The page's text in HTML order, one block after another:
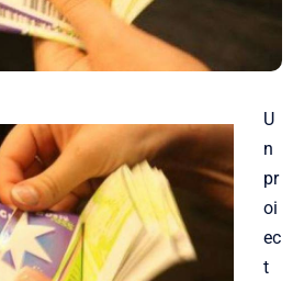
U
n
pr
oi
ec
t